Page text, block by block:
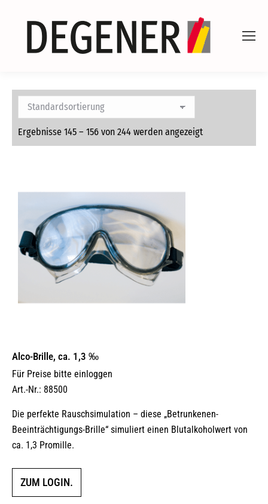
Ergebnisse 145 – 156 von 244 werden angezeigt
Alco-Brille, ca. 1,3 ‰
Für Preise bitte einloggen
Art.-Nr.: 88500
Die perfekte Rauschsimulation – diese „Betrunkenen-
Beeinträchtigungs-Brille“ simuliert einen Blutalkoholwert von
ca. 1,3 Promille.
ZUM LOGIN.